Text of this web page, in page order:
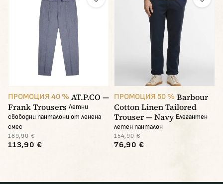
ПРОМОЦИЯ 40 % AT.P.CO —
Frank Trousers Летни
свободни панталони от ленена
смес
189,90 €
113,90 €
ПРОМОЦИЯ 50 % Barbour
Cotton Linen Tailored
Trouser — Navy Елегантен
летен панталон
154,90 €
76,90 €